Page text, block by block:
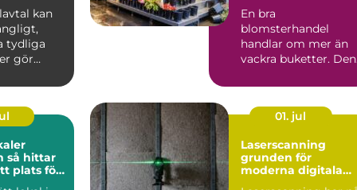
kan
tydliga
gör
En bra
blomsterhandel
handlar om mer än
vackra buketter. Den
känsla för säsong
och...
plats för
01. jul
Laserscanning
grunden för
moderna digitala